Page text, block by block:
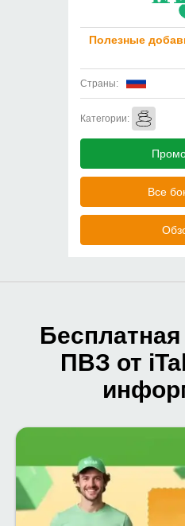
Полезные
Страны:
Категории:
Все
ПВЗ от